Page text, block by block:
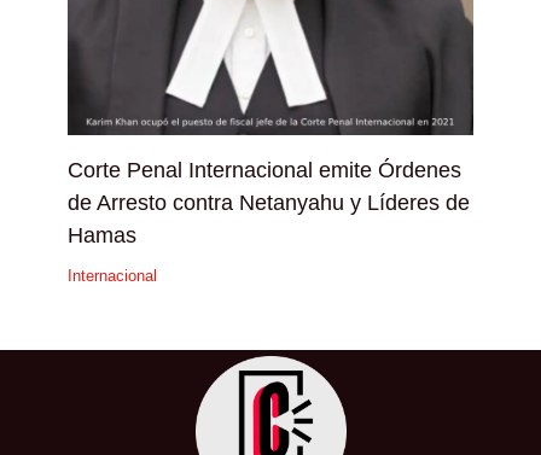
Corte Penal Internacional emite Órdenes
de Arresto contra Netanyahu y Líderes de
Hamas
Internacional